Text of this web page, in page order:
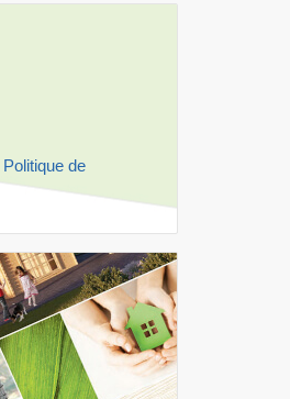
Politique de